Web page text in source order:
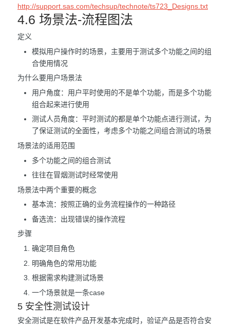
http://support.sas.com/techsup/technote/ts723_Designs.txt
4.6 场景法-流程图法
定义
模拟用户操作时的场景，主要用于测试多个功能之间的组
合使用情况
为什么要用户场景法
用户角度：用户平时使用的不是单个功能，而是多个功能
组合起来进行使用
测试人员角度：平时测试的都是单个功能点进行测试，为
了保证测试的全面性，考虑多个功能之间组合测试的场景
场景法的适用范围
多个功能之间的组合测试
往往在冒烟测试时经常使用
场景法中两个重要的概念
基本流：按照正确的业务流程操作的一种路径
备选流：出现错误的操作流程
步骤
确定项目角色
明确角色的常用功能
根据需求构建测试场景
一个场景就是一条case
5 安全性测试设计
安全测试是在软件产品开发基本完成时，验证产品是否符合安